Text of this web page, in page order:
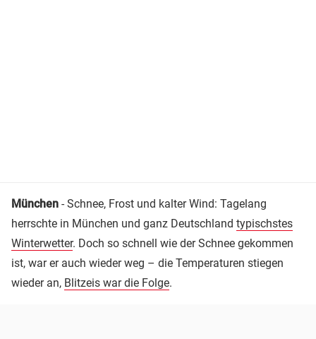
München - Schnee, Frost und kalter Wind: Tagelang
herrschte in München und ganz Deutschland typischstes
Winterwetter. Doch so schnell wie der Schnee gekommen
ist, war er auch wieder weg – die Temperaturen stiegen
wieder an, Blitzeis war die Folge.